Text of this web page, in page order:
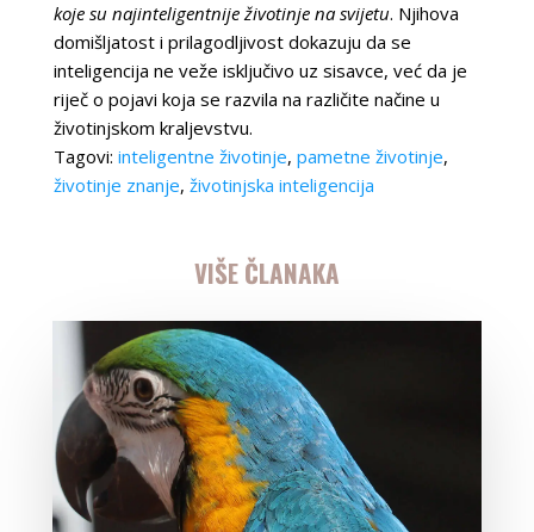
koje su najinteligentnije životinje na svijetu. Njihova
domišljatost i prilagodljivost dokazuju da se
inteligencija ne veže isključivo uz sisavce, već da je
riječ o pojavi koja se razvila na različite načine u
životinjskom kraljevstvu.
Tagovi: inteligentne životinje, pametne životinje,
životinje znanje, životinjska inteligencija
VIŠE ČLANAKA